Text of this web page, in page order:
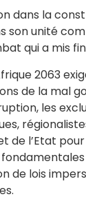
dans la
son unité
qui a mis
2063
de la mal
les
de l’Etat
de lois